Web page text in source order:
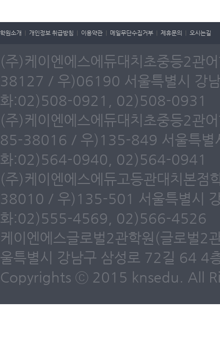
학원소개 개인정보 취급방침 이용약관 메일무단수집거부 제휴문의 오시는길
(주)케이엔에스에듀대치초중등2
38127 / 우)06190 서울특별시 강
화:02)508-0921, 02)508-0931
(주)케이엔에스에듀대치초중등2관
85-38016 / 우)135-849 서울특별
화:02)564-0940, 02)564-0941
(주)케이엔에스에듀고등관대치본
38010 / 우)135-501 서울특별시
화:02)555-4569, 02)566-4526
케이엔에스글로벌2관학원(글로벌
울특별시 강남구 삼성로 72길 64
Copyrights ⓒ 2015 knsedu. All